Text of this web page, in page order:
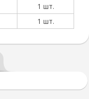
1 шт.
1 шт.